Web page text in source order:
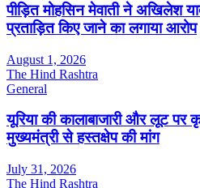
पीड़ित मोहसिन मेवाती ने अखिलेश
प्रताड़ित किए जाने का लगाया आरोप
August 1, 2026
The Hind Rashtra
General
यूरिया की कालाबाजारी और लूट पर
मुख्यमंत्री से हस्तक्षेप की मांग
July 31, 2026
The Hind Rashtra